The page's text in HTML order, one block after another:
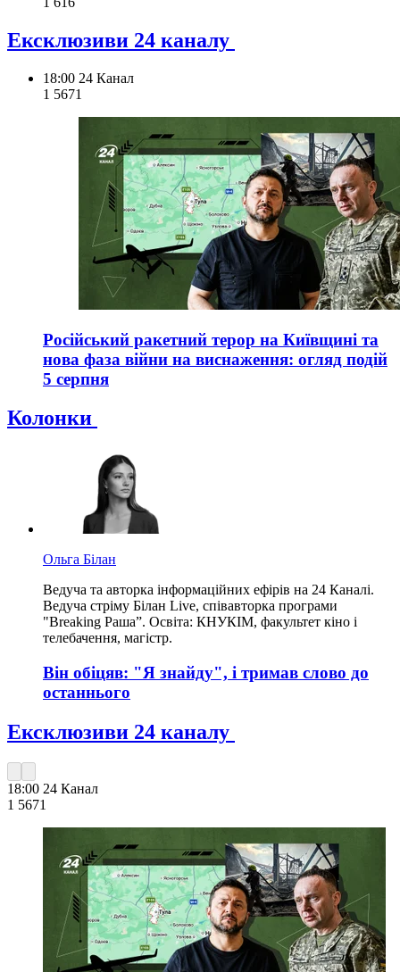
Ексклюзиви 24 каналу
18:00 24 Канал
1 5671
Російський ракетний терор на Київщині та
нова фаза війни на виснаження: огляд подій
5 серпня
Колонки
Ольга Білан
Ведуча та авторка інформаційних ефірів на 24 Каналі.
Ведуча стріму Білан Live, співавторка програми
"Breaking Раша”. Освіта: КНУКІМ, факультет кіно і
телебачення, магістр.
Він обіцяв: "Я знайду", і тримав слово до
останнього
Ексклюзиви 24 каналу
18:00 24 Канал
1 5671